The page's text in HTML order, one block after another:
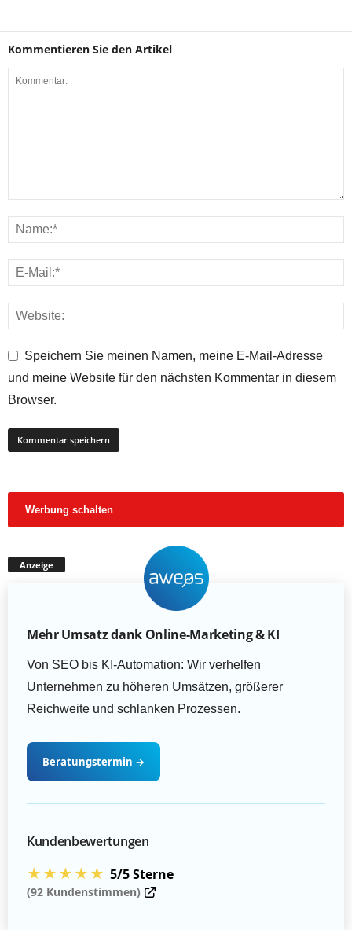
Kommentieren Sie den Artikel
Speichern Sie meinen Namen, meine E-Mail-Adresse
und meine Website für den nächsten Kommentar in diesem
Browser.
Werbung schalten
Anzeige
Mehr Umsatz dank Online-Marketing & KI
Von SEO bis KI-Automation: Wir verhelfen
Unternehmen zu höheren Umsätzen, größerer
Reichweite und schlanken Prozessen.
Beratungstermin →
Kundenbewertungen
★★★★★ 5/5 Sterne
(92 Kundenstimmen)